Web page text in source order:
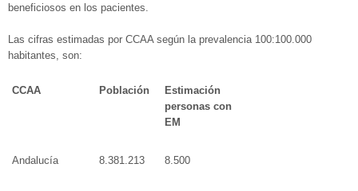
beneficiosos en los pacientes.
Las cifras estimadas por CCAA según la prevalencia 100:100.000
habitantes, son:
CCAA Población
Estimación
personas con
EM
Andalucía 8.381.213 8.500